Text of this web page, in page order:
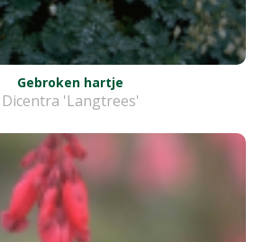
Gebroken hartje
Dicentra 'Langtrees'